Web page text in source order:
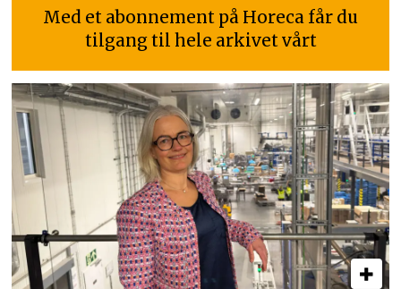
Med et abonnement på Horeca får du
tilgang til hele arkivet vårt